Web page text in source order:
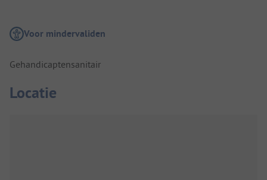
Voor mindervaliden
Gehandicaptensanitair
Locatie